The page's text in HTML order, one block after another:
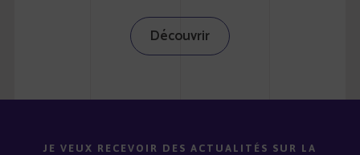
Découvrir
JE VEUX RECEVOIR DES ACTUALITÉS SUR LA